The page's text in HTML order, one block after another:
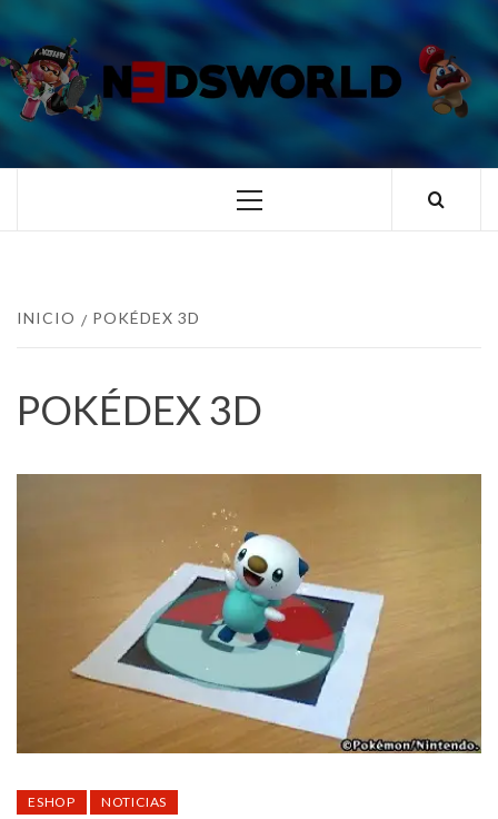
al
contenido
TUS ESPECIALISTAS EN NINTENDO
Menú
INICIO POKÉDEX 3D
POKÉDEX 3D
ESHOP NOTICIAS